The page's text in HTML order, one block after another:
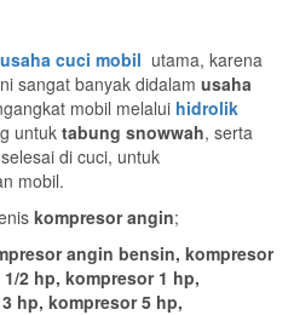
cuci mobil utama, karena
sangat banyak didalam usaha
mobil melalui hidrolik
untuk tabung snowwah, serta
di cuci, untuk
mobil.
kompresor angin;
angin bensin, kompresor
2 hp, kompresor 1 hp,
hp, kompresor 5 hp,